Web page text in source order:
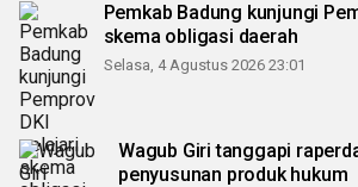
Pemkab Badung kunjungi
skema obligasi daerah
Selasa, 4 Agustus 2026 23:01
Wagub Giri tanggapi
penyusunan produk hukum